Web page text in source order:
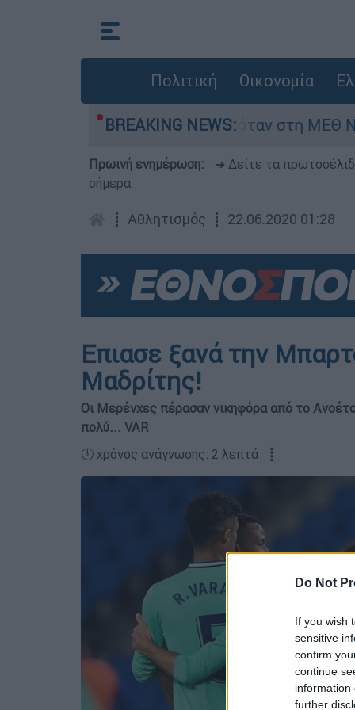
Do Not
If you wish
sensitive
confirm
continue
information
further
Πολιτική Οικονομία
BREAKING NEWS:
8 ημερών - Νοσηλευόταν στη ΜΕΘ Νεογνών
Πρωινή ενημέρωση: ➔ Δείτε τα
σήμερα
┋ Αθλητισμός ┋ 22.06.2020 01:28
Επιασε ξανά την
Μαδρίτης!
Οι Μερένχες πέρασαν νικηφόρα από το
πολύ... VAR
🕛 χρόνος ανάγνωσης: 2 λεπτά ┋